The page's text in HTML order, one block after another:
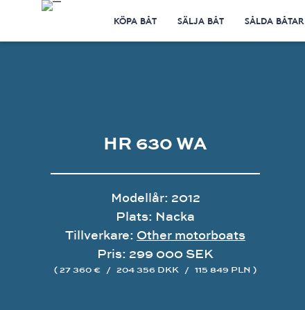
KÖPA BÅT SÄLJA BÅT SÅLDA BÅTAR
HR 630 WA
Modellår: 2012
Plats: Nacka
Tillverkare: Other motorboats
Pris: 299 000 SEK
( 27 360 € / 204 356 DKK / 115 849 PLN )